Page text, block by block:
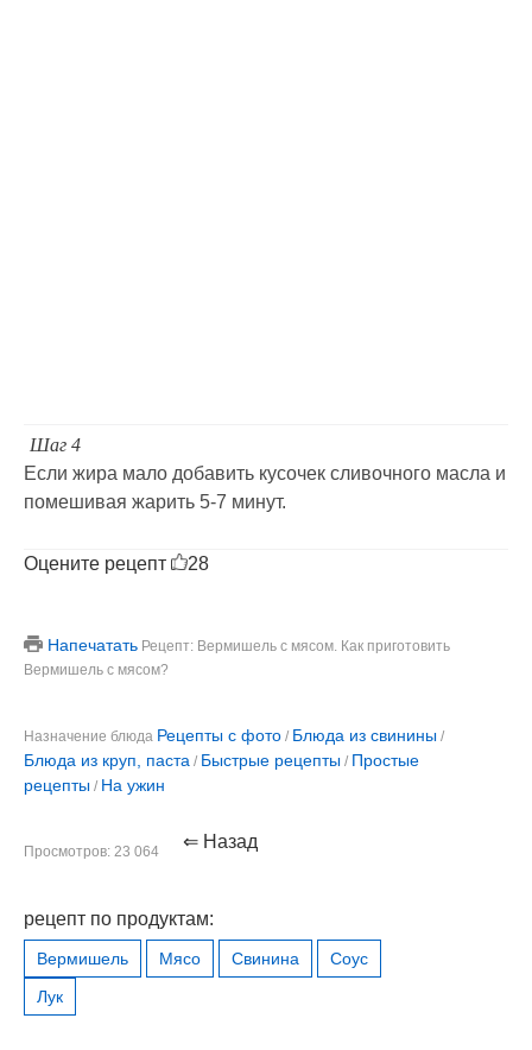
Шаг 4
Если жира мало добавить кусочек сливочного масла и
помешивая жарить 5-7 минут.
Оцените рецепт 28
Напечатать Рецепт: Вермишель с мясом. Как приготовить
Вермишель с мясом?
Назначение блюда Рецепты с фото / Блюда из свинины /
Блюда из круп, паста / Быстрые рецепты / Простые
рецепты / На ужин
Просмотров: 23 064 ⇐ Назад
рецепт по продуктам:
Вермишель Мясо Свинина
Соус
Лук